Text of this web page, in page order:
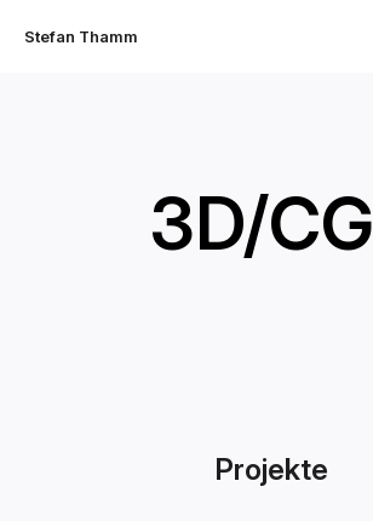
Stefan Thamm
3D/
Projekte